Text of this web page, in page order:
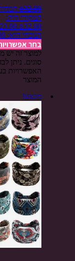
₪32.00
המקורי היה:
₪32.00.
23.00
הנוכחי הוא: ₪23.00.
בחר
למוצר זה יש
סוגים. ניתן
האפשרויות
המוצר
מבצע!